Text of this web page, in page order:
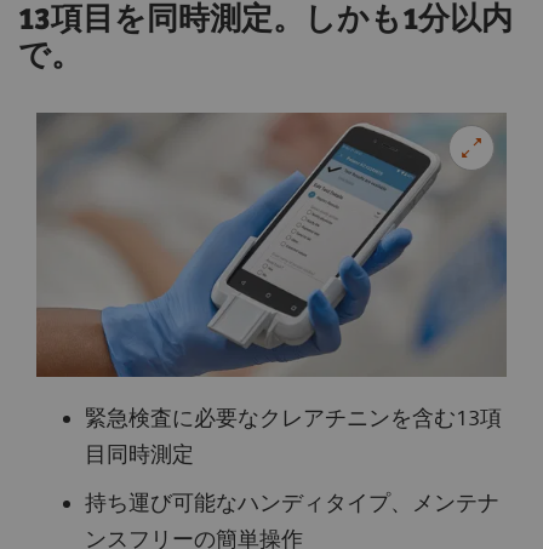
13項目を同時測定。しかも1分以内
で。
緊急検査に必要なクレアチニンを含む13項
目同時測定
持ち運び可能なハンディタイプ、メンテナ
ンスフリーの簡単操作